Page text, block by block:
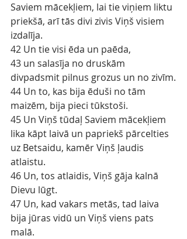
Saviem mācekļiem, lai tie viņiem liktu
priekšā, arī tās divi zivis Viņš visiem
izdalīja.
42 Un tie visi ēda un paēda,
43 un salasīja no druskām
divpadsmit pilnus grozus un no zivīm.
44 Un to, kas bija ēduši no tām
maizēm, bija pieci tūkstoši.
45 Un Viņš tūdaļ Saviem mācekļiem
lika kāpt laivā un papriekš pārcelties
uz Betsaidu, kamēr Viņš ļaudis
atlaistu.
46 Un, tos atlaidis, Viņš gāja kalnā
Dievu lūgt.
47 Un, kad vakars metās, tad laiva
bija jūras vidū un Viņš viens pats
malā.